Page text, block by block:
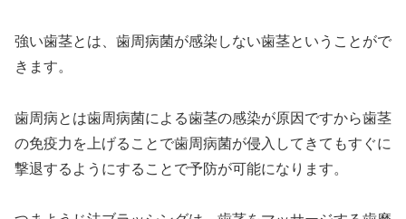
強い歯茎とは、歯周病菌が感染しない歯茎ということがで
きます。
歯周病とは歯周病菌による歯茎の感染が原因ですから歯茎
の免疫力を上げることで歯周病菌が侵入してきてもすぐに
撃退するようにすることで予防が可能になります。